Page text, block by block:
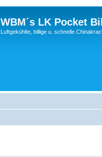
WBM´s LK Pocket
Luftgekühlte, billige u. schnelle